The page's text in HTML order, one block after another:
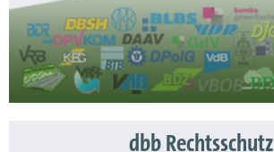
dbb Rechtsschutz